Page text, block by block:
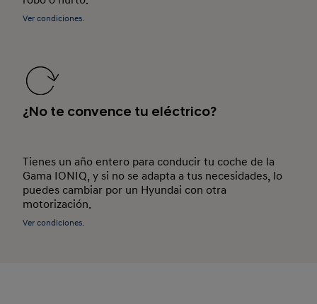
Ver condiciones.
¿No te convence tu eléctrico?
Tienes un año entero para conducir tu coche de la
Gama IONIQ, y si no se adapta a tus necesidades, lo
puedes cambiar por un Hyundai con otra
motorización.
Ver condiciones.